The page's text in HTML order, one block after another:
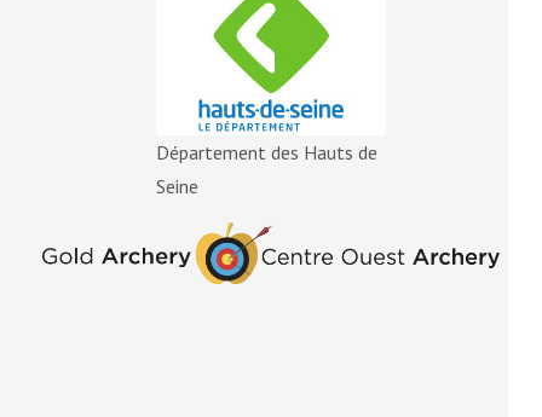
Département des Hauts de
Seine